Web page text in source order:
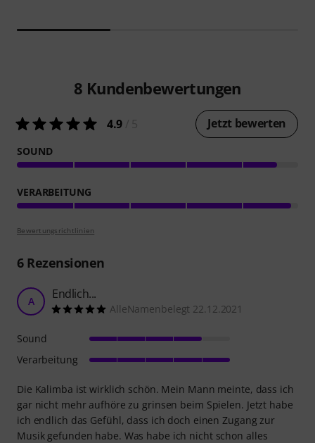
8 Kundenbewertungen
4.9 Jetzt bewerten
SOUND
VERARBEITUNG
Bewertungsrichtlinien
6Rezensionen
A Endlich...
AlleNamenbelegt 22.12.2021
Die Kalimba ist wirklich schön. Mein Mann meinte, dass ich
gar nicht mehr aufhöre zu grinsen beim Spielen. Jetzt habe
ich endlich das Gefühl, dass ich doch einen Zugang zur
Musik gefunden habe. Was habe ich nicht schon alles
Sound
Verarbeitung